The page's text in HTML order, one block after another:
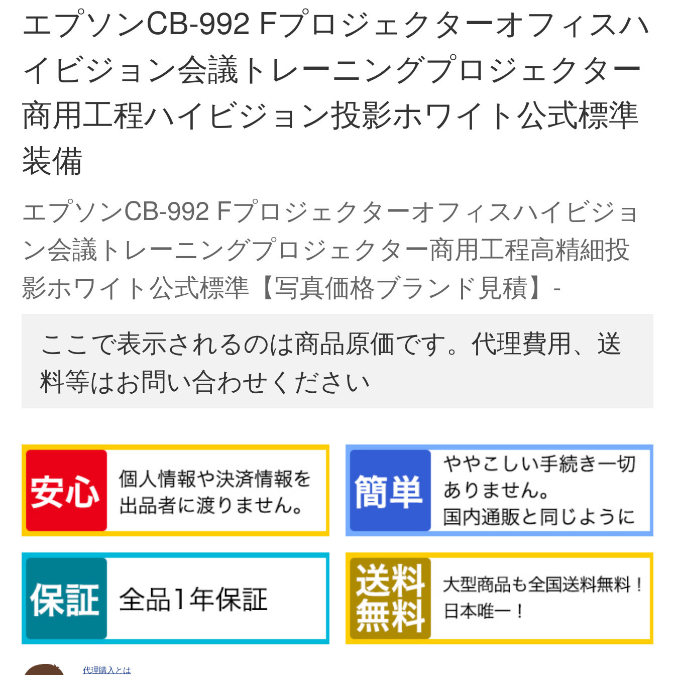
エプソンCB-992 Fプロジェクターオフィスハ
イビジョン会議トレーニングプロジェクター
商用工程ハイビジョン投影ホワイト公式標準
装備
エプソンCB-992 Fプロジェクターオフィスハイビジョ
ン会議トレーニングプロジェクター商用工程高精細投
影ホワイト公式標準【写真価格ブランド見積】-
ここで表示されるのは商品原価です。代理費用、送
料等はお問い合わせください
代理購入とは